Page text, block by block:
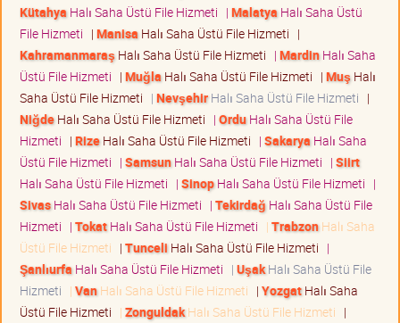
Kütahya Halı Saha Üstü File Hizmeti | Malatya Halı Saha Üstü
File Hizmeti | Manisa Halı Saha Üstü File Hizmeti |
Kahramanmaraş Halı Saha Üstü File Hizmeti | MardinHalı Saha
Üstü File Hizmeti | Muğla Halı Saha Üstü File Hizmeti | Muş Halı
Saha Üstü File Hizmeti | NevşehirHalı Saha Üstü File Hizmeti |
NiğdeHalı Saha Üstü File Hizmeti | OrduHalı Saha Üstü File
Hizmeti | RizeHalı Saha Üstü File Hizmeti | Sakarya Halı Saha
Üstü File Hizmeti | SamsunHalı Saha Üstü File Hizmeti | Siirt
Halı Saha Üstü File Hizmeti | SinopHalı Saha Üstü File Hizmeti |
SivasHalı Saha Üstü File Hizmeti | Tekirdağ Halı Saha Üstü File
Hizmeti | TokatHalı Saha Üstü File Hizmeti | TrabzonHalı Saha
Üstü File Hizmeti | Tunceli Halı Saha Üstü File Hizmeti |
Şanlıurfa Halı Saha Üstü File Hizmeti | UşakHalı Saha Üstü File
Hizmeti | VanHalı Saha Üstü File Hizmeti | YozgatHalı Saha
Üstü File Hizmeti | ZonguldakHalı Saha Üstü File Hizmeti |